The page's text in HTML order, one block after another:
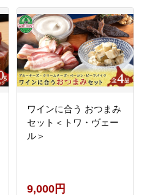
ワインに合う おつまみ
セット＜トワ・ヴェー
ル＞
9,000円